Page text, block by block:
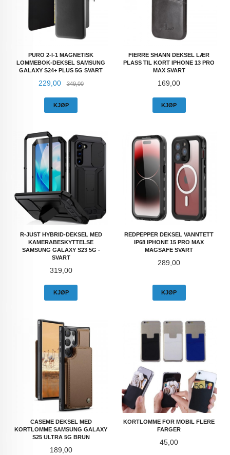
PURO 2-I-1 MAGNETISK
LOMMEBOK-DEKSEL SAMSUNG
GALAXY S24+ PLUS 5G SVART
Tilbud
229,00 349,00Rabatt
KJØP
FIERRE SHANN DEKSEL LÆR
PLASS TIL KORT IPHONE 13 PRO
MAX SVART
Pris
169,00
KJØP
R-JUST HYBRID-DEKSEL MED
KAMERABESKYTTELSE
SAMSUNG GALAXY S23 5G -
SVART
Pris
319,00
KJØP
REDPEPPER DEKSEL VANNTETT
IP68 IPHONE 15 PRO MAX
MAGSAFE SVART
Pris
289,00
KJØP
CASEME DEKSEL MED
KORTLOMME SAMSUNG GALAXY
S25 ULTRA 5G BRUN
Pris
189,00
KORTLOMME FOR MOBIL FLERE
FARGER
Pris
45,00